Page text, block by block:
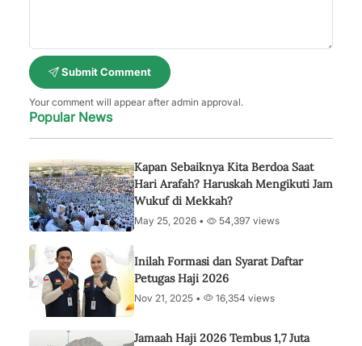
Submit Comment
Your comment will appear after admin approval.
Popular News
Kapan Sebaiknya Kita Berdoa Saat
Hari Arafah? Haruskah Mengikuti Jam
Wukuf di Mekkah?
May 25, 2026 • 54,397 views
Inilah Formasi dan Syarat Daftar
Petugas Haji 2026
Nov 21, 2025 • 16,354 views
Jamaah Haji 2026 Tembus 1,7 Juta